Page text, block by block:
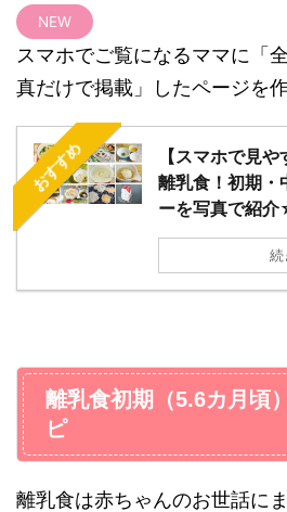
NEW
スマホでご覧になるママに「
真だけで掲載」したページを
おすすめ
【スマホで見
離乳食！初期・
ーを写真で紹
続
離乳食初期（5.6カ月頃
ピ
離乳食は赤ちゃんのお世話に